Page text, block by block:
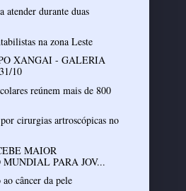
atender durante duas
na zona Leste
XANGAI - GALERIA
10
reúnem mais de 800
cirurgias artroscópicas no
MAIOR
MUNDIAL PARA JOV...
câncer da pele